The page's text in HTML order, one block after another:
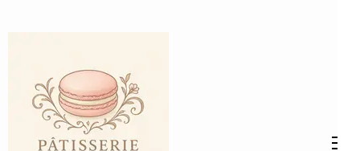
(Pressez
Entrée)